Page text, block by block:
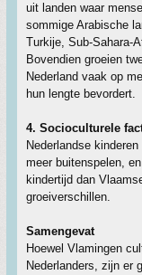
uit landen waar
sommige Arabische
Turkije, Sub-Sahara-
Bovendien groeien
Nederland vaak op
hun lengte bevordert.
4. Socioculturele
Nederlandse
meer buitenspelen,
kindertijd dan
groeiverschillen.
Samengevat
Hoewel Vlamingen
Nederlanders, zijn er